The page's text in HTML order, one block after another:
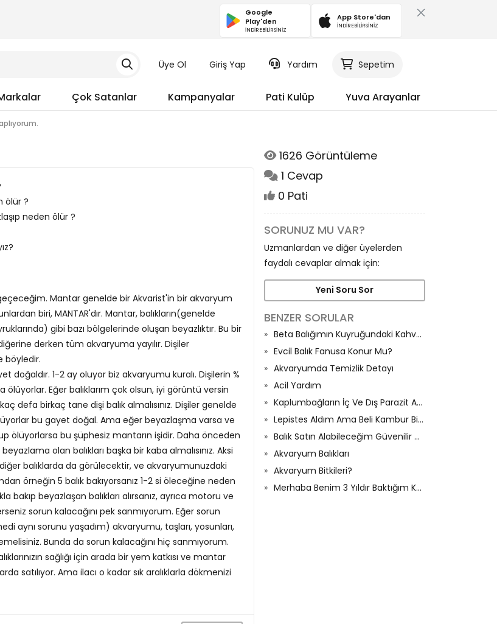
Google
Play'den
İNDİREBİLİRSİNİZ
App Store'dan
İNDİREBİLİRSİNİZ
Üye Ol Giriş Yap Yardım Sepetim
Çok Satanlar Kampanyalar Pati Kulüp Yuva Arayanlar
ölür ?
neden ölür ?
Mantar genelde bir Akvarist'in bir akvaryum
biri, MANTAR'dır. Mantar, balıkların(genelde
gibi bazı bölgelerinde oluşan beyazlıktır. Bu bir
derken tüm akvaryuma yayılır. Dişiler
böyledir.
doğaldır. 1-2 ay oluyor biz akvaryumu kuralı. Dişilerin %
Eğer balıklarım çok olsun, iyi görüntü versin
defa birkaç tane dişi balık almalısınız. Dişiler genelde
bu gayet doğal. Ama eğer beyazlaşma varsa ve
ölüyorlarsa bu şüphesiz mantarın işidir. Daha önceden
olan balıkları başka bir kaba almalısınız. Aksi
balıklarda da görülecektir, ve akvaryumunuzdaki
örneğin 5 balık bakıyorsanız 1-2 si öleceğine neden
bakıp beyazlaşan balıkları alırsanız, ayrıca motoru ve
sorun kalacağını pek sanmıyorum. Eğer sorun
aynı sorunu yaşadım) akvaryumu, taşları, yosunları,
Bunda da sorun kalacağını hiç sanmıyorum.
sağlığı için arada bir yem katkısı ve mantar
satılıyor. Ama ilacı o kadar sık aralıklarla dökmenizi
1626 Görüntüleme
1 Cevap
0 Pati
SORUNUZ MU VAR?
Uzmanlardan ve diğer üyelerden
faydalı cevaplar almak için:
Yeni Soru Sor
BENZER SORULAR
Beta Balığımın Kuyruğundaki Kahverengilik
Evcil Balık Fanusa Konur Mu?
Akvaryumda Temizlik Detayı
Acil Yardım
Kaplumbağların İç Ve Dış Parazit Aşıları Var Mı
Lepistes Aldım Ama Beli Kambur Bir Sorun Vrmı Pek Bir Bilgim Yok
Balık Satın Alabileceğim Güvenilir Online Sayfa
Akvaryum Balıkları
Akvaryum Bitkileri?
Merhaba Benim 3 Yıldır Baktığım Kaplumbağam Öldü